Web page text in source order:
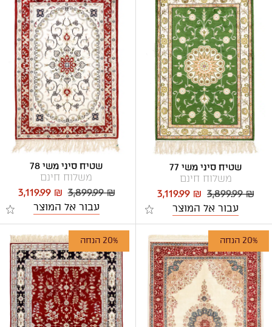
שטיח סיני משי 77
משלוח חינם
3,899.99 ₪
3,119.99 ₪
עבור אל המוצר
שטיח סיני משי 78
משלוח חינם
3,899.99 ₪
3,119.99 ₪
עבור אל המוצר
20% הנחה 20% הנחה